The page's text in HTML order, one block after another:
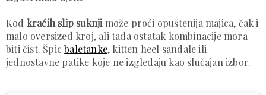
Kod kraćih slip suknji može proći opuštenija majica, čak i
malo oversized kroj, ali tada ostatak kombinacije mora
biti čist. Špicbaletanke, kitten heel sandale ili
jednostavne patike koje ne izgledaju kao slučajan izbor.